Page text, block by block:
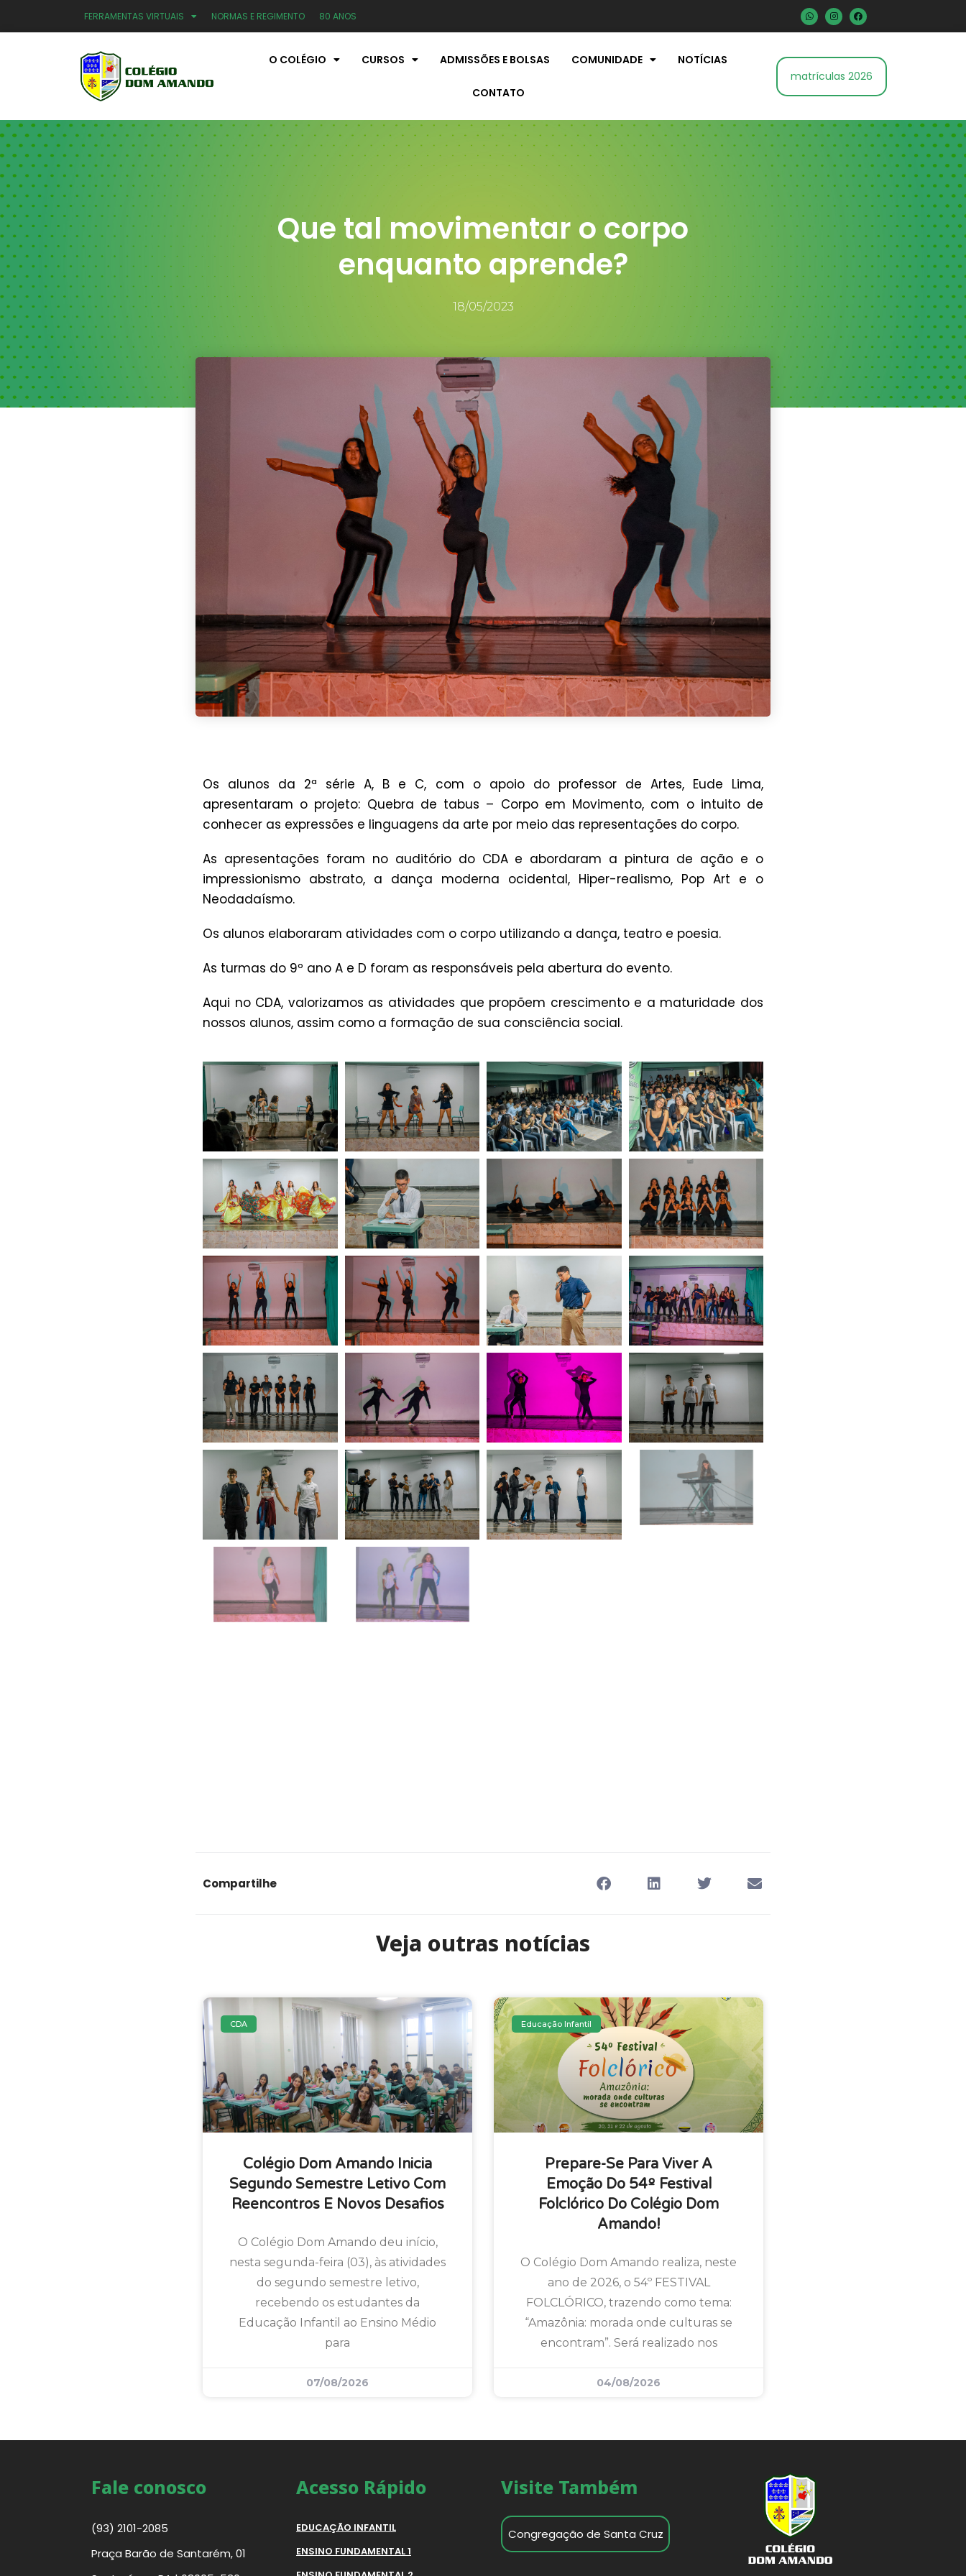
FERRAMENTAS VIRTUAIS NORMAS E REGIMENTO 80 ANOS
O COLÉGIO CURSOS ADMISSÕES E BOLSAS COMUNIDADE NOTÍCIAS
CONTATO
matrículas 2026
Que tal movimentar o corpo
enquanto aprende?
18/05/2023
Os alunos da 2ª série A, B e C, com o apoio do professor de Artes, Eude Lima,
apresentaram o projeto: Quebra de tabus – Corpo em Movimento, com o intuito de
conhecer as expressões e linguagens da arte por meio das representações do corpo.
As apresentações foram no auditório do CDA e abordaram a pintura de ação e o
impressionismo abstrato, a dança moderna ocidental, Hiper-realismo, Pop Art e o
Neodadaísmo.
Os alunos elaboraram atividades com o corpo utilizando a dança, teatro e poesia.
As turmas do 9º ano A e D foram as responsáveis pela abertura do evento.
Aqui no CDA, valorizamos as atividades que propõem crescimento e a maturidade dos
nossos alunos, assim como a formação de sua consciência social.
Compartilhe
Veja outras notícias
CDA
Colégio Dom Amando Inicia
Segundo Semestre Letivo Com
Reencontros E Novos Desafios
O Colégio Dom Amando deu início,
nesta segunda-feira (03), às atividades
do segundo semestre letivo,
recebendo os estudantes da
Educação Infantil ao Ensino Médio
para
07/08/2026
Educação Infantil
Prepare-Se Para Viver A
Emoção Do 54º Festival
Folclórico Do Colégio Dom
Amando!
O Colégio Dom Amando realiza, neste
ano de 2026, o 54º FESTIVAL
FOLCLÓRICO, trazendo como tema:
“Amazônia: morada onde culturas se
encontram”. Será realizado nos
04/08/2026
Fale conosco
(93) 2101-2085
Praça Barão de Santarém, 01
Acesso Rápido
EDUCAÇÃO INFANTIL
ENSINO FUNDAMENTAL 1
Visite Também
Congregação de Santa Cruz